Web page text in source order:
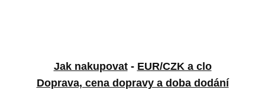
Jak nakupovat- EUR/CZK a clo
Doprava, cena dopravy a doba dodání